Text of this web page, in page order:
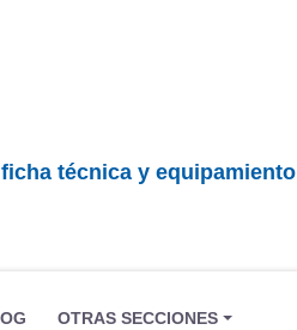
OTRAS SECCIONES
técnica y equipamiento